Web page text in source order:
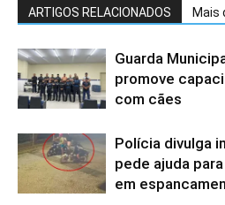
ARTIGOS RELACIONADOS Mais
Guarda
promove
com cães
Polícia divulga
pede ajuda
em